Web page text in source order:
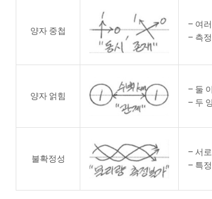
양자 중첩
– 여
– 측
양자 얽힘
– 둘
– 두
불확정성
– 서
– 특